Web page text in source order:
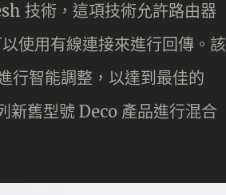
技術，這項技術允許路由器
使用有線連接來進行回傳。該
行智能調整，以達到最佳的
舊型號 Deco 產品進行混合